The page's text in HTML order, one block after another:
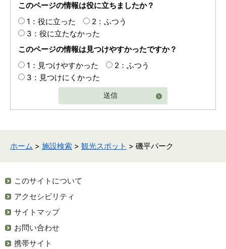
このページの情報は役に立ちましたか？
1：役に立った
2：ふつう
3：役に立たなかった
このページの情報は見つけやすかったですか？
1：見つけやすかった
2：ふつう
3：見つけにくかった
送信
ホーム > 施設検索 > 観光スポット > 磯平パーク
このサイトについて
アクセシビリティ
サイトマップ
お問い合わせ
携帯サイト